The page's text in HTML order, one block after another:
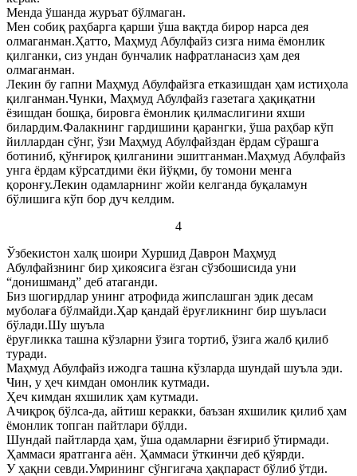
Менда ўшанда журъат бўлмаган.
Мен собиқ раҳбарга қарши ўша вақтда бирор нарса дея
олмаганман.Ҳатто, Маҳмуд Абулфайз сизга нима ёмонлик
қилганки, сиз ундан бунчалик нафратланасиз ҳам дея
олмаганман.
Лекин бу гапни Маҳмуд Абулфайзга етказишдан ҳам истиҳола
қилганман.Чунки, Маҳмуд Абулфайз газетага ҳақиқатни
ёзишдан бошқа, бировга ёмонлик қилмаслигини яхши
билардим.Фалакнинг гардишини қарангки, ўша раҳбар кўп
йиллардан сўнг, ўзи Маҳмуд Абулфайздан ёрдам сўрашга
ботиниб, қўнғироқ қилганини эшитганман.Маҳмуд Абулфайз
унга ёрдам кўрсатдими ёки йўқми, бу томони менга
қоронғу.Лекин одамларнинг жойи келганда буқаламун
бўлишига кўп бор дуч келдим.
4
Ўзбекистон халқ шоири Хуршид Даврон Маҳмуд
Абулфайзнинг бир ҳикоясига ёзган сўзбошисида уни
“донишманд” деб атаганди.
Биз шогирдлар унинг атрофида жипслашган эдик десам
муболаға бўлмайди.Ҳар қандай ёруғликнинг бир шуъласи
бўлади.Шу шуъла
ёруғликка ташна кўзларни ўзига тортиб, ўзига жалб қилиб
туради.
Маҳмуд Абулфайз ижодга ташна кўзларда шундай шуъла эди.
Чин, у ҳеч кимдан омонлик кутмади.
Ҳеч кимдан яхшилик ҳам кутмади.
Ачиқроқ бўлса-да, айтиш керакки, баъзан яхшилик қилиб ҳам
ёмонлик топган пайтлари бўлди.
Шундай пайтларда ҳам, ўша одамларни ёзғириб ўтирмади.
Ҳаммаси яратганга аён. Ҳаммаси ўткинчи деб қўярди.
У ҳақни севди.Умрининг сўнгигача ҳақпараст бўлиб ўтди.